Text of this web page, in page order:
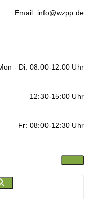
Email: info@wzpp.de
- Di: 08:00-12:00 Uhr
12:30-15:00 Uhr
Fr: 08:00-12:30 Uhr